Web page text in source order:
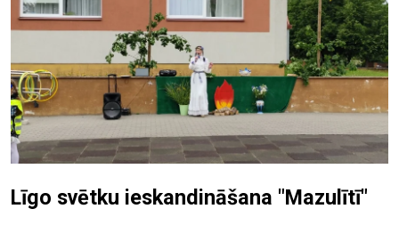
Līgo svētku ieskandināšana "Mazulītī"